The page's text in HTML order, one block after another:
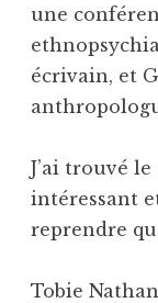
une
écrivain, et
J’ai trouvé
intéressant
reprendre
Tobie